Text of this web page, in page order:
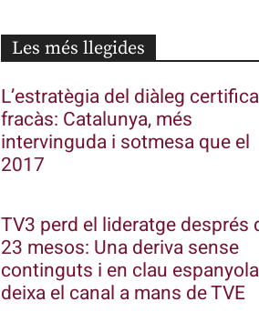
Les més llegides
L’estratègia del diàleg
fracàs: Catalunya, més
intervinguda i sotmesa que el
2017
TV3 perd el lideratge després
23 mesos: Una deriva sense
continguts i en clau espanyola
deixa el canal a mans de TVE